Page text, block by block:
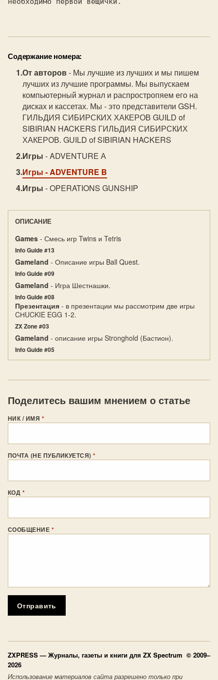
Содержание номера:
От авторов- Мы лучшие из лучших и мы пишем
лучших из лучшие программы. Мы выпускаем
компьютерный журнал и распростропяем его на
дисках и кассетах. Мы - это представители GSH.
ГИЛЬДИЯ СИБИРСКИХ ХАКЕРОВ GUILD of
SIBIRIAN HACKERS ГИЛЬДИЯ СИБИРСКИХ
ХАКЕРОВ. GUILD of SIBIRIAN HACKERS
Игры - ADVENTURE А
Игры - ADVENTURE B
Игры - OPERATIONS GUNSHIP
ОПИСАНИЕ
Games - Смесь игр Twins и Tetris
Info Guide #13
Gameland - Описание игры Ball Quest.
Info Guide #09
Gameland - Игра Шестнашки.
Info Guide #08
Презентация - в презентации мы рассмотрим две игры
CНUCKIE EGG 1-2.
ZX Zone #03
Gameland - описание игры Stronghold (Бастион).
Info Guide #05
Поделитесь вашим мнением о статье
НИК / ИМЯ *
ПОЧТА (НЕ ПУБЛИКУЕТСЯ)*
КОД *
СООБЩЕНИЕ *
Отправить
ZXPRESS — Журналы, газеты и книги для ZX Spectrum © 2009–
2026
Использование материалов сайта разрешено только при